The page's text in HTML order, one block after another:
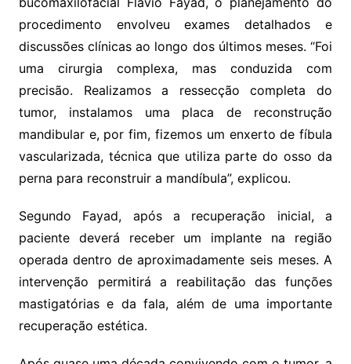
procedimento envolveu exames detalhados e
discussões clínicas ao longo dos últimos meses. “Foi
uma cirurgia complexa, mas conduzida com
precisão. Realizamos a ressecção completa do
tumor, instalamos uma placa de reconstrução
mandibular e, por fim, fizemos um enxerto de fíbula
vascularizada, técnica que utiliza parte do osso da
perna para reconstruir a mandíbula”, explicou.
Segundo Fayad, após a recuperação inicial, a
paciente deverá receber um implante na região
operada dentro de aproximadamente seis meses. A
intervenção permitirá a reabilitação das funções
mastigatórias e da fala, além de uma importante
recuperação estética.